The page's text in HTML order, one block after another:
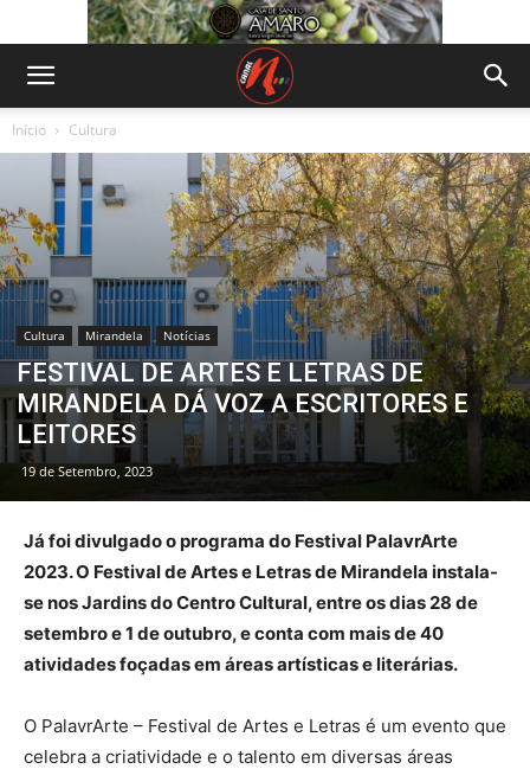
Início Cultura
Cultura Mirandela Notícias
FESTIVAL DE ARTES E LETRAS DE
MIRANDELA DÁ VOZ A ESCRITORES E
LEITORES
19 de Setembro, 2023
Já foi divulgado o programa do Festival PalavrArte
2023. O Festival de Artes e Letras de Mirandela instala-
se nos Jardins do Centro Cultural, entre os dias 28 de
setembro e 1 de outubro, e conta com mais de 40
atividades foçadas em áreas artísticas e literárias.
O PalavrArte – Festival de Artes e Letras é um evento que
celebra a criatividade e o talento em diversas áreas